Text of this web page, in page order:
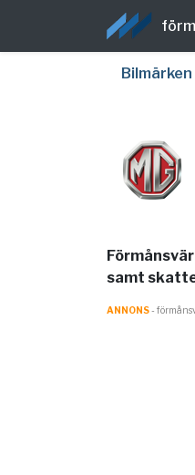
Bilmärken
samt
ANNONS-